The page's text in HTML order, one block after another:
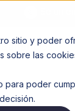
sitio y poder
sobre las
para poder
Beneficios